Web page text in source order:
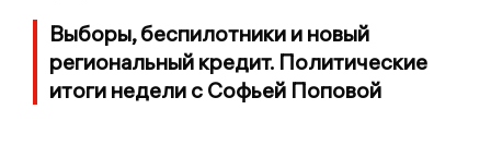
Выборы, беспилотники и новый
региональный кредит. Политические
итоги недели с Софьей Поповой